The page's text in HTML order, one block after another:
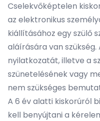
Cselekvőképtelen
az elektronikus
kiállításához egy szülő
aláírására van szükség.
nyilatkozatát, illetve a
szünetelésének vagy
nem szükséges
A 6 év alatti kiskorúról
kell benyújtani a